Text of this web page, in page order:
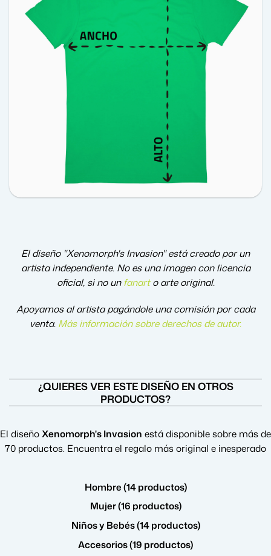
El diseño "Xenomorph's Invasion" está creado por un
artista independiente. No es una imagen con licencia
oficial, si no unfanart o arte original.
Apoyamos al artista pagándole una comisión por cada
venta. Más información sobre derechos de autor.
¿QUIERES VER ESTE DISEÑO EN OTROS
PRODUCTOS?
El diseñoXenomorph's Invasion está disponible sobre más de
70 productos. Encuentra el regalo más original e inesperado
Hombre (14 productos)
Mujer (16 productos)
Niños y Bebés (14 productos)
Accesorios (19 productos)